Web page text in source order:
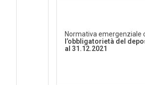
Normativa emergenziale
l’obbligatorietà del
al 31.12.2021